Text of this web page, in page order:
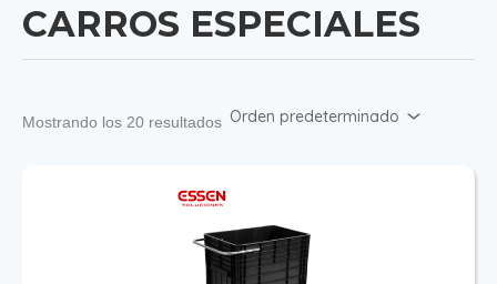
CARROS ESPECIALES
Mostrando los 20 resultados